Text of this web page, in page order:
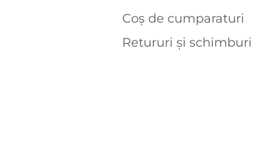
Coș de cumparaturi
Retururi și schimburi